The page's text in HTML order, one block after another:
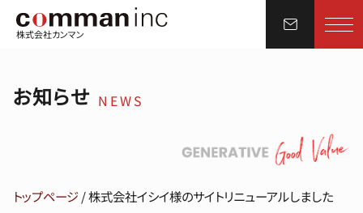
株式会社カンマン
お知らせ NEWS
トップページ/株式会社イシイ様のサイトリニューアルしました